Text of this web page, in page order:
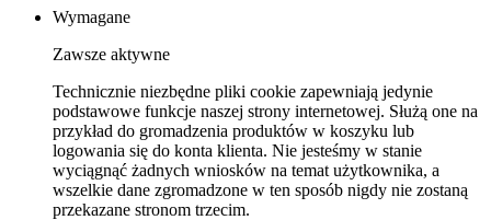
Wymagane
Zawsze aktywne
Technicznie niezbędne pliki cookie zapewniają jedynie
podstawowe funkcje naszej strony internetowej. Służą one na
przykład do gromadzenia produktów w koszyku lub
logowania się do konta klienta. Nie jesteśmy w stanie
wyciągnąć żadnych wniosków na temat użytkownika, a
wszelkie dane zgromadzone w ten sposób nigdy nie zostaną
przekazane stronom trzecim.